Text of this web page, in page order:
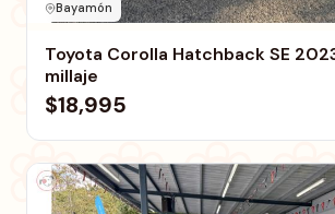
Bayamón
Toyota Corolla Hatchback SE
millaje
$18,995